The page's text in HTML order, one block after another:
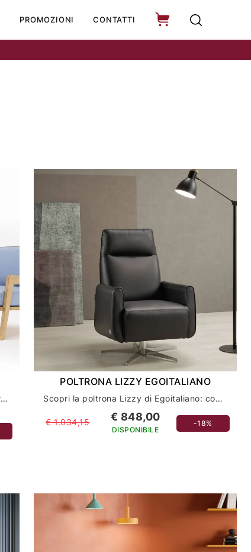
PROMOZIONI CONTATTI
Scopri la comodità e l'eleganza della poltrona Oslo di Egoitaliano per il tuo arredamento casa
POLTRONA LIZZY EGOITALIANO
Scopri la poltrona Lizzy di Egoitaliano: comfort ed eleganza per il tuo arredamento casa
€ 1.034,15 € 848,00
DISPONIBILE
-18%